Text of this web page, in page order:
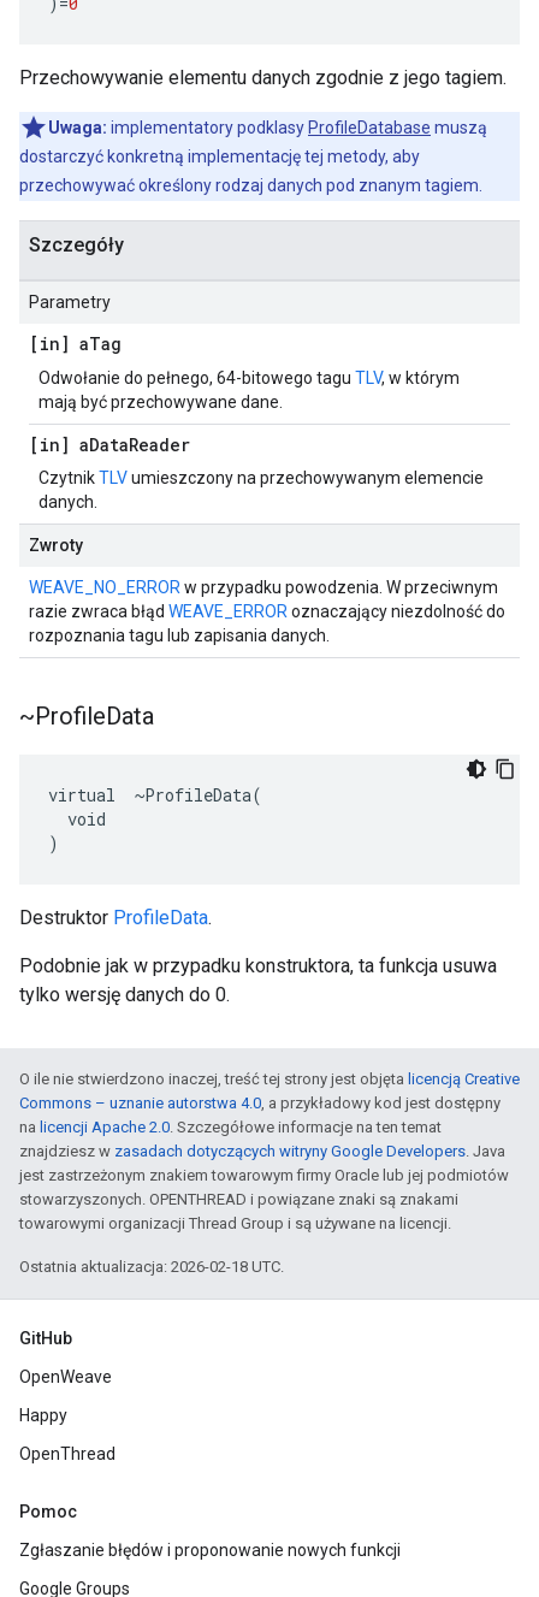
Przechowywanie elementu danych zgodnie z jego tagiem.
Uwaga: implementatory podklasy ProfileDatabase muszą
dostarczyć konkretną implementację tej metody, aby
przechowywać określony rodzaj danych pod znanym tagiem.
Szczegóły
Parametry
[in] aTag
Odwołanie do pełnego, 64-bitowego tagu TLV, w którym
mają być przechowywane dane.
[in] aDataReader
CzytnikTLVumieszczony na przechowywanym elemencie
danych.
Zwroty
WEAVE_NO_ERROR w przypadku powodzenia. W przeciwnym
razie zwraca błąd WEAVE_ERROR oznaczający niezdolność do
rozpoznania tagu lub zapisania danych.
~ProfileData
virtual  ~ProfileData(
  void
)
Destruktor ProfileData.
Podobnie jak w przypadku konstruktora, ta funkcja usuwa
tylko wersję danych do 0.
O ile nie stwierdzono inaczej, treść tej strony jest objęta licencją Creative
Commons – uznanie autorstwa 4.0, a przykładowy kod jest dostępny
na licencji Apache 2.0. Szczegółowe informacje na ten temat
znajdziesz w zasadach dotyczących witryny Google Developers. Java
jest zastrzeżonym znakiem towarowym firmy Oracle lub jej podmiotów
stowarzyszonych. OPENTHREAD i powiązane znaki są znakami
towarowymi organizacji Thread Group i są używane na licencji.
Ostatnia aktualizacja: 2026-02-18 UTC.
GitHub
OpenWeave
Happy
OpenThread
Pomoc
Zgłaszanie błędów i proponowanie nowych funkcji
Google Groups